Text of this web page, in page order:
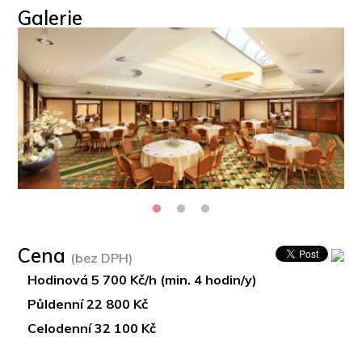
Galerie
Cena (bez DPH)
Hodinová 5 700 Kč/h (min. 4 hodin/y)
Půldenní 22 800 Kč
Celodenní 32 100 Kč